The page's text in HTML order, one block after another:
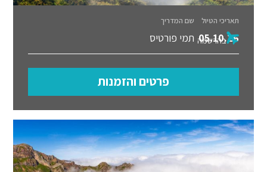
תאריכי הטיול שם המדריך
05.10.26 תמי פורטיס בהרשמה
פרטים והזמנות